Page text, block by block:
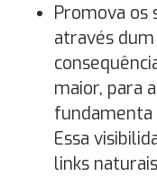
Promova os
através dum
maior, para
fundamenta
Essa
links